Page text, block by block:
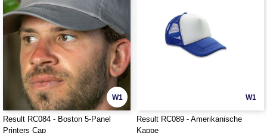
W1
Result RC084 - Boston 5-Panel
Printers Cap
W1
Result RC089 - Amerikanische
Kappe